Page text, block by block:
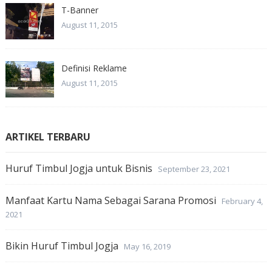
T-Banner
August 11, 2015
Definisi Reklame
August 11, 2015
ARTIKEL TERBARU
Huruf Timbul Jogja untuk Bisnis September 23, 2021
Manfaat Kartu Nama Sebagai Sarana Promosi
February 4,
2021
Bikin Huruf Timbul Jogja May 16, 2019